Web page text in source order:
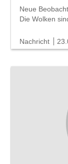
Neue
Die Wolken
Nachricht